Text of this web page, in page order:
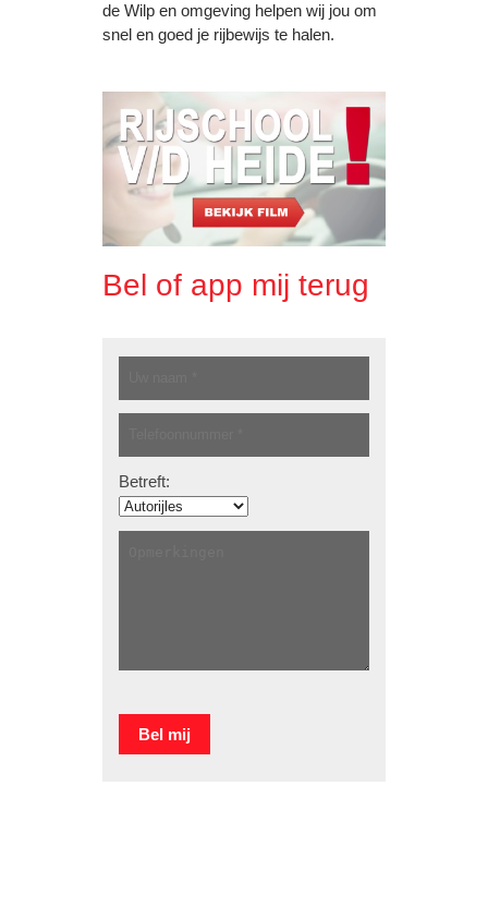
de Wilp en omgeving helpen wij jou om
snel en goed je rijbewijs te halen.
Bel of app mij terug
Betreft: